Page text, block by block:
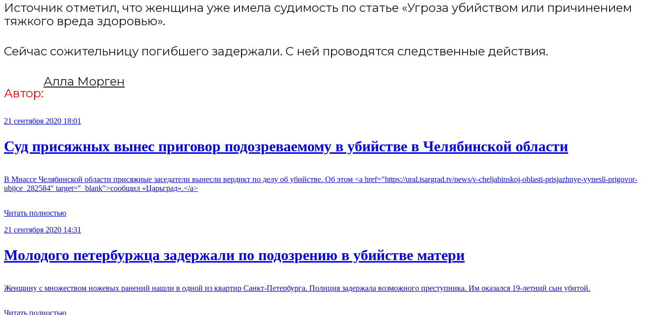
Источник отметил, что женщина уже имела судимость по статье «Угроза убийством или причинением
тяжкого вреда здоровью».
Сейчас сожительницу погибшего задержали. С ней проводятся следственные действия.
Автор:
Алла Морген
21 сентября 2020 18:01
Суд присяжных вынес приговор подозреваемому в убийстве в Челябинской области
В Миассе Челябинской области присяжные заседатели вынесли вердикт по делу об убийстве. Об этом <a href="https://ural.tsargrad.tv/news/v-cheljabinskoj-oblasti-prisjazhnye-vynesli-prigovor-
ubijce_282584" target="_blank">сообщил «Царьград».</a>
Читать полностью
21 сентября 2020 14:31
Молодого петербуржца задержали по подозрению в убийстве матери
Женщину с множеством ножевых ранений нашли в одной из квартир Санкт-Петербурга. Полиция задержала возможного преступника. Им оказался 19-летний сын убитой.
Читать полностью